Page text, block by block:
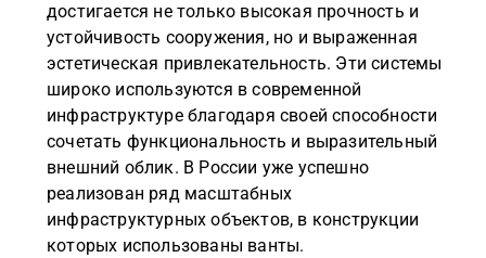
достигается не только высокая прочность и
устойчивость сооружения, но и выраженная
эстетическая привлекательность. Эти системы
широко используются в современной
инфраструктуре благодаря своей способности
сочетать функциональность и выразительный
внешний облик. В России уже успешно
реализован ряд масштабных
инфраструктурных объектов, в конструкции
которых использованы ванты.